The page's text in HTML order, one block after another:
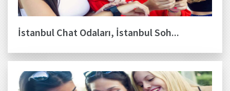
İstanbul Chat Odaları, İstanbul Soh...